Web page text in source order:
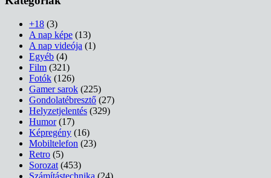
+18 (3)
A nap képe (13)
A nap videója (1)
Egyéb (4)
Film (321)
Fotók (126)
Gamer sarok (225)
Gondolatébresztő (27)
Helyzetjelentés (329)
Humor(17)
Képregény (16)
Mobiltelefon (23)
Retro (5)
Sorozat (453)
Számítástechnika (24)